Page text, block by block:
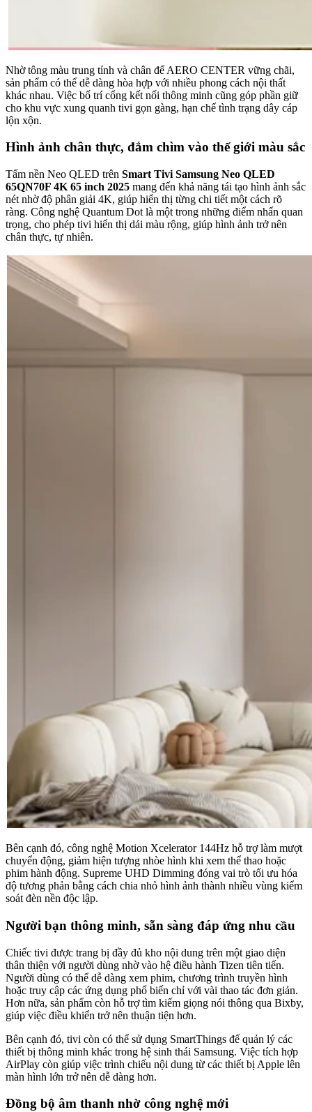
Nhờ tông màu trung tính và chân đế AERO CENTER vững chãi,
sản phẩm có thể dễ dàng hòa hợp với nhiều phong cách nội thất
khác nhau. Việc bố trí cổng kết nối thông minh cũng góp phần giữ
cho khu vực xung quanh tivi gọn gàng, hạn chế tình trạng dây cáp
lộn xộn.
Hình ảnh chân thực, đắm chìm vào thế giới màu sắc
Tấm nền Neo QLED trên Smart Tivi Samsung Neo QLED
65QN70F 4K 65 inch 2025 mang đến khả năng tái tạo hình ảnh sắc
nét nhờ độ phân giải 4K, giúp hiển thị từng chi tiết một cách rõ
ràng. Công nghệ Quantum Dot là một trong những điểm nhấn quan
trọng, cho phép tivi hiển thị dải màu rộng, giúp hình ảnh trở nên
chân thực, tự nhiên.
Bên cạnh đó, công nghệ Motion Xcelerator 144Hz hỗ trợ làm mượt
chuyển động, giảm hiện tượng nhòe hình khi xem thể thao hoặc
phim hành động. Supreme UHD Dimming đóng vai trò tối ưu hóa
độ tương phản bằng cách chia nhỏ hình ảnh thành nhiều vùng kiểm
soát đèn nền độc lập.
Người bạn thông minh, sẵn sàng đáp ứng nhu cầu
Chiếc tivi được trang bị đầy đủ kho nội dung trên một giao diện
thân thiện với người dùng nhờ vào hệ điều hành Tizen tiên tiến.
Người dùng có thể dễ dàng xem phim, chương trình truyền hình
hoặc truy cập các ứng dụng phổ biến chỉ với vài thao tác đơn giản.
Hơn nữa, sản phẩm còn hỗ trợ tìm kiếm giọng nói thông qua Bixby,
giúp việc điều khiển trở nên thuận tiện hơn.
Bên cạnh đó, tivi còn có thể sử dụng SmartThings để quản lý các
thiết bị thông minh khác trong hệ sinh thái Samsung. Việc tích hợp
AirPlay còn giúp việc trình chiếu nội dung từ các thiết bị Apple lên
màn hình lớn trở nên dễ dàng hơn.
Đồng bộ âm thanh nhờ công nghệ mới